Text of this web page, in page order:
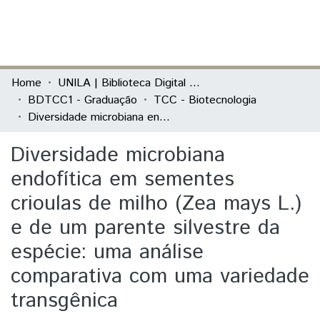
Communities & Collections
All of DSpace
Home
UNILA | Biblioteca Digital de Trabalhos de Conclusão de Curso
BDTCC1 - Graduação
TCC - Biotecnologia
Diversidade microbiana endofítica em sementes crioulas de milho (Zea mays L.) e de um parente silvestre da espécie: uma análise comparativa com uma variedade transgênica
Diversidade microbiana
endofítica em sementes
crioulas de milho (Zea mays L.)
e de um parente silvestre da
espécie: uma análise
comparativa com uma variedade
transgênica